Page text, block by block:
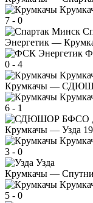
7 - 0
Энергетик —
0 - 4
Крумкачы —
6 - 1
Крумкачы — Узда
3 - 0
Узда
Крумкачы —
5 - 0